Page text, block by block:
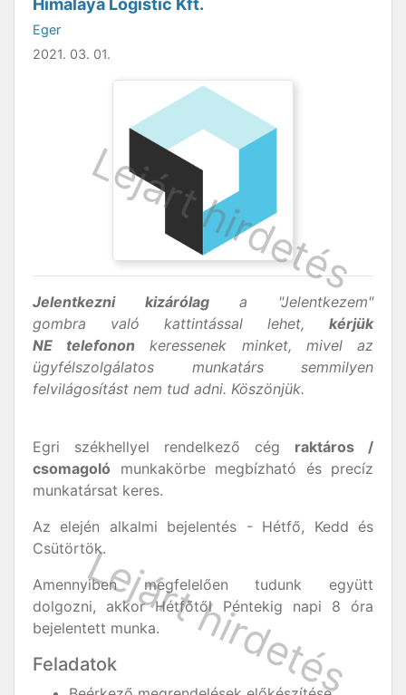
Himalaya Logistic Kft.
Eger
2021. 03. 01.
Jelentkezni kizárólaga "Jelentkezem"
gombra való kattintással lehet, kérjük
NE telefonon keressenek minket, mivel az
ügyfélszolgálatos munkatárs semmilyen
felvilágosítást nem tud adni. Köszönjük.
Egri székhellyel rendelkező cég raktáros /
csomagoló munkakörbe megbízható és precíz
munkatársat keres.
Az elején alkalmi bejelentés - Hétfő, Kedd és
Csütörtök.
Amennyiben megfelelően tudunk együtt
dolgozni, akkor Hétfőtől Péntekig napi 8 óra
bejelentett munka.
Feladatok